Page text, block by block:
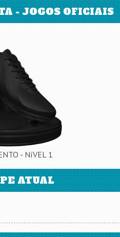
- JOGOS OFICIAIS
- NíVEL 1
ATUAL